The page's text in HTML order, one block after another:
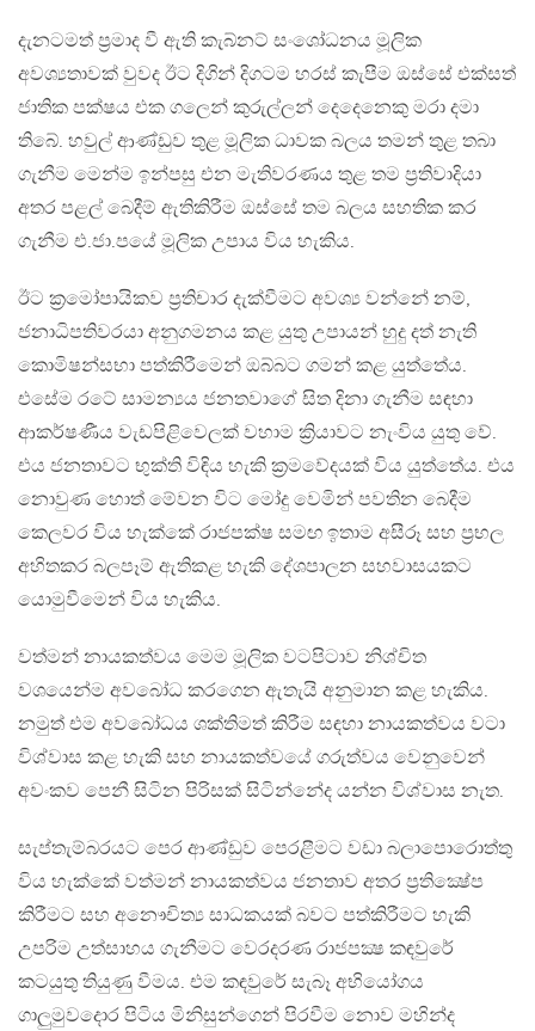
දැනටමත් ප්‍රමාද වී ඇති කැබ්නට් සංශෝධනය මූලික
අවශ්‍යතාවක් වුවද ඊට දිගින් දිගටම හරස් කැපීම ඔස්සේ එක්සත්
ජාතික පක්ෂය එක ගලෙන් කුරුල්ලන් දෙදෙනෙකු මරා දමා
තිබේ. හවුල් ආණ්ඩුව තුළ මූලික ධාවක බලය තමන් තුළ තබා
ගැනීම මෙන්ම ඉන්පසු එන මැතිවරණය තුළ තම ප්‍රතිවාදියා
අතර පළල් බෙදීම් ඇතිකිරීම ඔස්සේ තම බලය සහතික කර
ගැනීම එ.ජා.පයේ මූලික උපාය විය හැකිය.
ඊට ක්‍රමෝපායිකව ප්‍රතිචාර දැක්වීමට අවශ්‍ය වන්නේ නම්,
ජනාධිපතිවරයා අනුගමනය කළ යුතු උපායන් හුදු දත් නැති
කොමිෂන්සභා පත්කිරීමෙන් ඔබ්බට ගමන් කළ යුත්තේය.
එසේම රටේ සාමන්‍යය ජනතවාගේ සිත දිනා ගැනීම සඳහා
ආකර්ෂණීය වැඩපිළිවෙලක් වහාම ක්‍රියාවට නැංවිය යුතු වේ.
එය ජනතාවට භුක්ති විඳිය හැකි ක්‍රමවේදයක් විය යුත්තේය. එය
නොවුණ හොත් මේවන විට මෝදු වෙමින් පවතින බෙදීම
කෙලවර විය හැක්කේ රාජපක්ෂ සමඟ ඉතාම අසීරූ සහ ප්‍රභල
අහිතකර බලපෑම් ඇතිකළ හැකි දේශපාලන සහවාසයකට
යොමුවීමෙන් විය හැකිය.
වත්මන් නායකත්වය මෙම මූලික වටපිටාව නිශ්චිත
වශයෙන්ම අවබෝධ කරගෙන ඇතැයි අනුමාන කළ හැකිය.
නමුත් එම අවබෝධය ශක්තිමත් කිරීම සඳහා නායකත්වය වටා
විශ්වාස කළ හැකි සහ නායකත්වයේ ගරුත්වය වෙනුවෙන්
අවංකව පෙනී සිටින පිරිසක් සිටින්නේද යන්න විශ්වාස නැත.
සැප්තැම්බරයට පෙර ආණ්ඩුව පෙරළීමට වඩා බලාපොරොත්තු
විය හැක්කේ වත්මන් නායකත්වය ජනතාව අතර ප්‍රතික්‍ෂේප
කිරීමට සහ අනෞචිත්‍ය සාධකයක් බවට පත්කිරීමට හැකි
උපරිම උත්සාහය ගැනීමට වෙරදරණ රාජපක්‍ෂ කඳවුරේ
කටයුතු තියුණු වීමය. එම කඳවුරේ සැබෑ අභියෝගය
ගාලුමුවදොර පිටිය මිනිසුන්ගෙන් පිරවීම නොව මහින්ද